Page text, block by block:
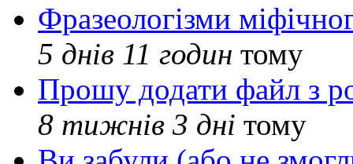
Фразеологізми
5 днів 11 годин тому
Прошу додати файл з
8 тижнів 3 дні тому